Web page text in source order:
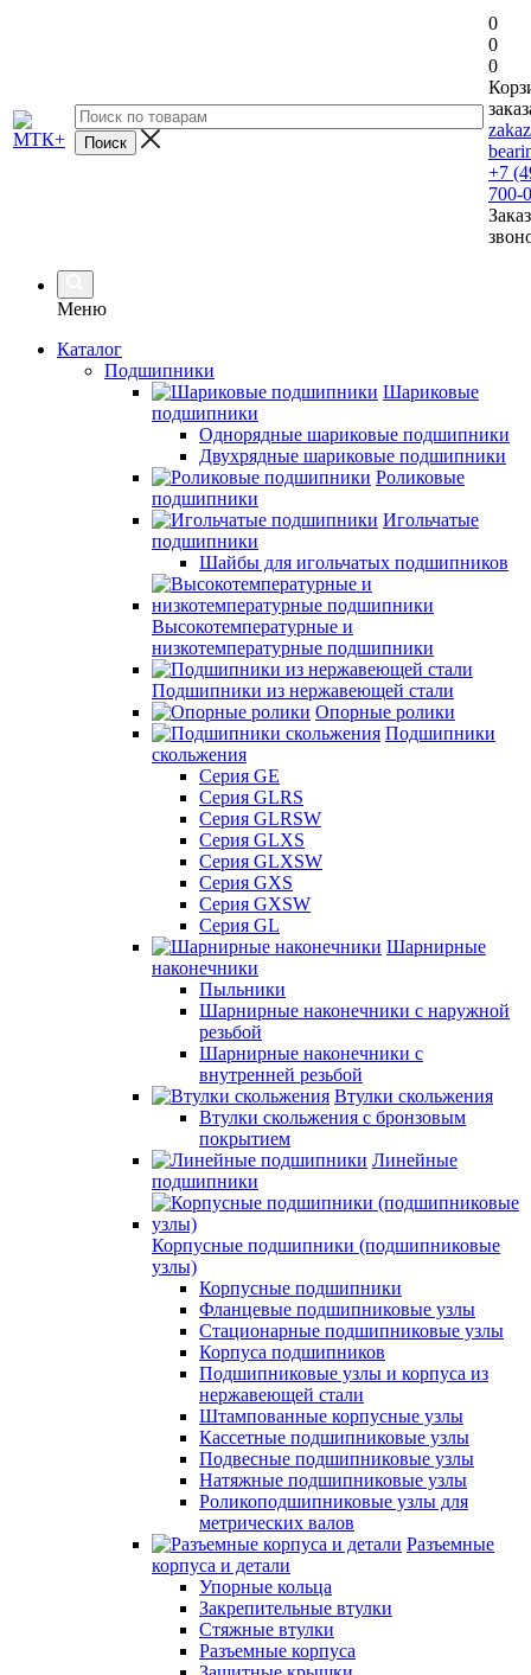
0
0
0
+7
700-
Меню
Каталог
Подшипники
Шариковые
подшипники
Однорядные шариковые подшипники
Двухрядные шариковые подшипники
Роликовые
подшипники
Игольчатые
подшипники
Шайбы для игольчатых подшипников
Высокотемпературные и
низкотемпературные подшипники
Подшипники из нержавеющей стали
Опорные ролики
Подшипники
скольжения
Серия GE
Серия GLRS
Серия GLRSW
Серия GLXS
Серия GLXSW
Серия GXS
Серия GXSW
Серия GL
Шарнирные
наконечники
Пыльники
Шарнирные наконечники с наружной
резьбой
Шарнирные наконечники с
внутренней резьбой
Втулки скольжения
Втулки скольжения с бронзовым
покрытием
Линейные
подшипники
Корпусные подшипники (подшипниковые
узлы)
Корпусные подшипники
Фланцевые подшипниковые узлы
Стационарные подшипниковые узлы
Корпуса подшипников
Подшипниковые узлы и корпуса из
нержавеющей стали
Штампованные корпусные узлы
Кассетные подшипниковые узлы
Подвесные подшипниковые узлы
Натяжные подшипниковые узлы
Роликоподшипниковые узлы для
метрических валов
Разъемные
корпуса и детали
Упорные кольца
Закрепительные втулки
Стяжные втулки
Разъемные корпуса